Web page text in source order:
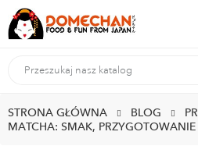
STRONA GŁÓWNA BLOG
MATCHA: SMAK,